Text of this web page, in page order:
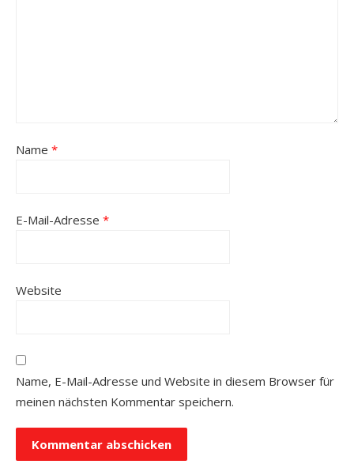
Name *
E-Mail-Adresse *
Website
Name, E-Mail-Adresse und Website in diesem Browser für
meinen nächsten Kommentar speichern.